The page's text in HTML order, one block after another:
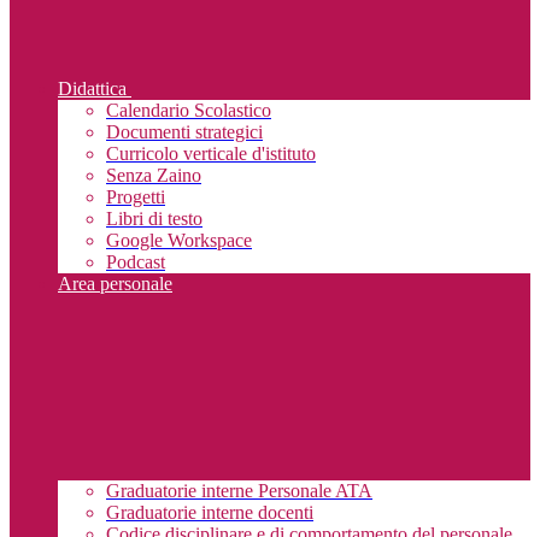
Didattica
Calendario Scolastico
Documenti strategici
Curricolo verticale d'istituto
Senza Zaino
Progetti
Libri di testo
Google Workspace
Podcast
Area personale
Graduatorie interne Personale ATA
Graduatorie interne docenti